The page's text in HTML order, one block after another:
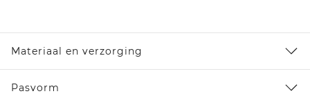
Materiaal en verzorging
Pasvorm